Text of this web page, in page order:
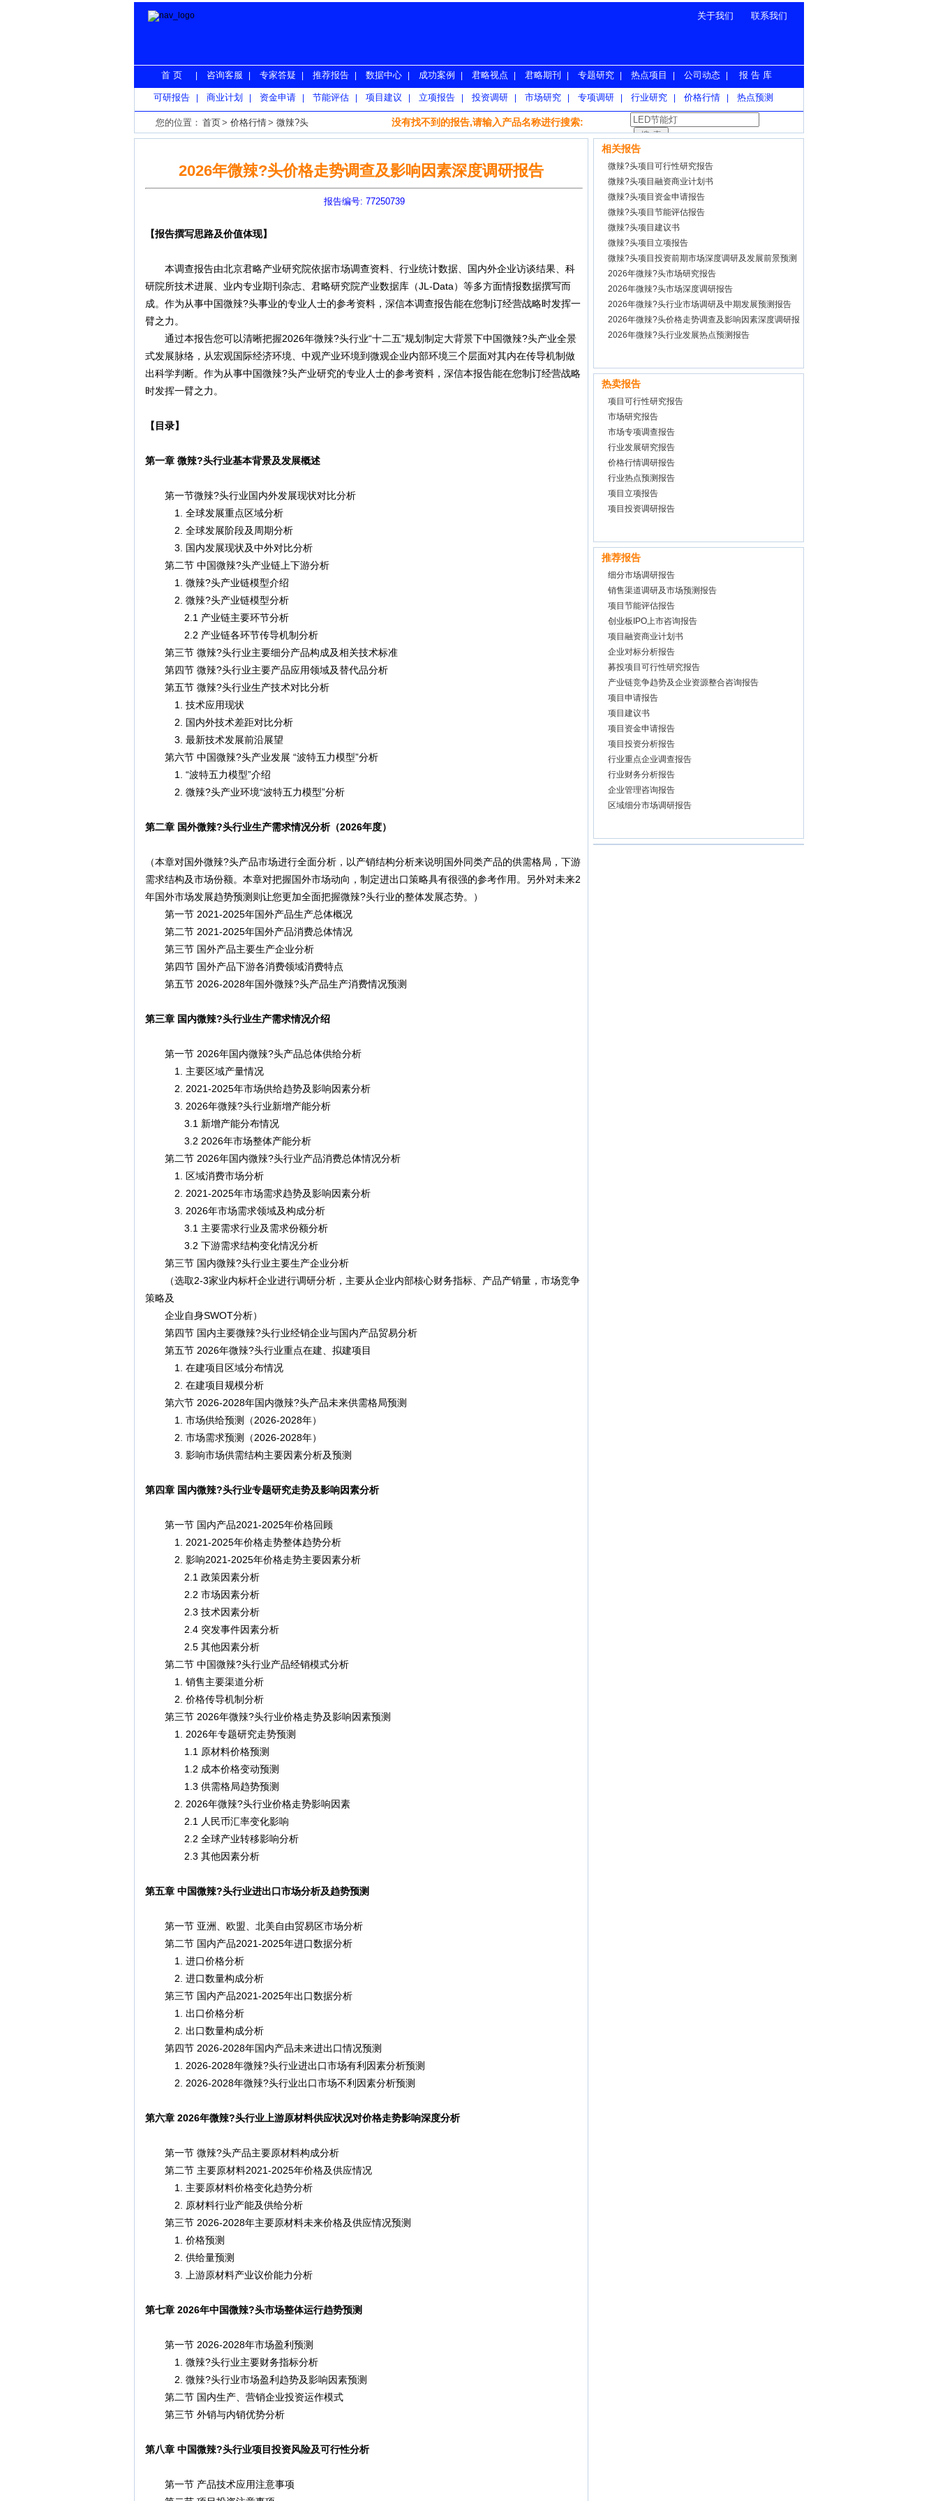
关于我们 联系我们
首 页 咨询客服 专家答疑 推荐报告 数据中心 成功案例 君略视点 君略期刊 专题研究 热点项目 公司动态 报 告 库
可研报告 商业计划 资金申请 节能评估 项目建议 立项报告 投资调研 市场研究 专项调研 行业研究 价格行情 热点预测
您的位置： 首页> 价格行情> 微辣?头 没有找不到的报告,请输入产品名称进行搜索:
2026年微辣?头价格走势调查及影响因素深度调研报告
报告编号: 77250739
【报告撰写思路及价值体现】
本调查报告由北京君略产业研究院依据市场调查资料、行业统计数据、国内外企业访谈结果、科
研院所技术进展、业内专业期刊杂志、君略研究院产业数据库（JL-Data）等多方面情报数据撰写而
成。作为从事中国微辣?头事业的专业人士的参考资料，深信本调查报告能在您制订经营战略时发挥一
臂之力。
通过本报告您可以清晰把握2026年微辣?头行业“十二五”规划制定大背景下中国微辣?头产业全景
式发展脉络，从宏观国际经济环境、中观产业环境到微观企业内部环境三个层面对其内在传导机制做
出科学判断。作为从事中国微辣?头产业研究的专业人士的参考资料，深信本报告能在您制订经营战略
时发挥一臂之力。
【目录】
第一章 微辣?头行业基本背景及发展概述
第一节微辣?头行业国内外发展现状对比分析
1. 全球发展重点区域分析
2. 全球发展阶段及周期分析
3. 国内发展现状及中外对比分析
第二节 中国微辣?头产业链上下游分析
1. 微辣?头产业链模型介绍
2. 微辣?头产业链模型分析
2.1 产业链主要环节分析
2.2 产业链各环节传导机制分析
第三节 微辣?头行业主要细分产品构成及相关技术标准
第四节 微辣?头行业主要产品应用领域及替代品分析
第五节 微辣?头行业生产技术对比分析
1. 技术应用现状
2. 国内外技术差距对比分析
3. 最新技术发展前沿展望
第六节 中国微辣?头产业发展 “波特五力模型”分析
1. “波特五力模型”介绍
2. 微辣?头产业环境“波特五力模型”分析
第二章 国外微辣?头行业生产需求情况分析（2026年度）
（本章对国外微辣?头产品市场进行全面分析，以产销结构分析来说明国外同类产品的供需格局，下游
需求结构及市场份额。本章对把握国外市场动向，制定进出口策略具有很强的参考作用。另外对未来2
年国外市场发展趋势预测则让您更加全面把握微辣?头行业的整体发展态势。）
第一节 2021-2025年国外产品生产总体概况
第二节 2021-2025年国外产品消费总体情况
第三节 国外产品主要生产企业分析
第四节 国外产品下游各消费领域消费特点
第五节 2026-2028年国外微辣?头产品生产消费情况预测
第三章 国内微辣?头行业生产需求情况介绍
第一节 2026年国内微辣?头产品总体供给分析
1. 主要区域产量情况
2. 2021-2025年市场供给趋势及影响因素分析
3. 2026年微辣?头行业新增产能分析
3.1 新增产能分布情况
3.2 2026年市场整体产能分析
第二节 2026年国内微辣?头行业产品消费总体情况分析
1. 区域消费市场分析
2. 2021-2025年市场需求趋势及影响因素分析
3. 2026年市场需求领域及构成分析
3.1 主要需求行业及需求份额分析
3.2 下游需求结构变化情况分析
第三节 国内微辣?头行业主要生产企业分析
（选取2-3家业内标杆企业进行调研分析，主要从企业内部核心财务指标、产品产销量，市场竞争
策略及
企业自身SWOT分析）
第四节 国内主要微辣?头行业经销企业与国内产品贸易分析
第五节 2026年微辣?头行业重点在建、拟建项目
1. 在建项目区域分布情况
2. 在建项目规模分析
第六节 2026-2028年国内微辣?头产品未来供需格局预测
1. 市场供给预测（2026-2028年）
2. 市场需求预测（2026-2028年）
3. 影响市场供需结构主要因素分析及预测
第四章 国内微辣?头行业专题研究走势及影响因素分析
第一节 国内产品2021-2025年价格回顾
1. 2021-2025年价格走势整体趋势分析
2. 影响2021-2025年价格走势主要因素分析
2.1 政策因素分析
2.2 市场因素分析
2.3 技术因素分析
2.4 突发事件因素分析
2.5 其他因素分析
第二节 中国微辣?头行业产品经销模式分析
1. 销售主要渠道分析
2. 价格传导机制分析
第三节 2026年微辣?头行业价格走势及影响因素预测
1. 2026年专题研究走势预测
1.1 原材料价格预测
1.2 成本价格变动预测
1.3 供需格局趋势预测
2. 2026年微辣?头行业价格走势影响因素
2.1 人民币汇率变化影响
2.2 全球产业转移影响分析
2.3 其他因素分析
第五章 中国微辣?头行业进出口市场分析及趋势预测
第一节 亚洲、欧盟、北美自由贸易区市场分析
第二节 国内产品2021-2025年进口数据分析
1. 进口价格分析
2. 进口数量构成分析
第三节 国内产品2021-2025年出口数据分析
1. 出口价格分析
2. 出口数量构成分析
第四节 2026-2028年国内产品未来进出口情况预测
1. 2026-2028年微辣?头行业进出口市场有利因素分析预测
2. 2026-2028年微辣?头行业出口市场不利因素分析预测
第六章 2026年微辣?头行业上游原材料供应状况对价格走势影响深度分析
第一节 微辣?头产品主要原材料构成分析
第二节 主要原材料2021-2025年价格及供应情况
1. 主要原材料价格变化趋势分析
2. 原材料行业产能及供给分析
第三节 2026-2028年主要原材料未来价格及供应情况预测
1. 价格预测
2. 供给量预测
3. 上游原材料产业议价能力分析
第七章 2026年中国微辣?头市场整体运行趋势预测
第一节 2026-2028年市场盈利预测
1. 微辣?头行业主要财务指标分析
2. 微辣?头行业市场盈利趋势及影响因素预测
第二节 国内生产、营销企业投资运作模式
第三节 外销与内销优势分析
第八章 中国微辣?头行业项目投资风险及可行性分析
第一节 产品技术应用注意事项
相关报告
微辣?头项目可行性研究报告
微辣?头项目融资商业计划书
微辣?头项目资金申请报告
微辣?头项目节能评估报告
微辣?头项目建议书
微辣?头项目立项报告
微辣?头项目投资前期市场深度调研及发展前景预测
报告
2026年微辣?头市场研究报告
2026年微辣?头市场深度调研报告
2026年微辣?头行业市场调研及中期发展预测报告
2026年微辣?头价格走势调查及影响因素深度调研报
告
2026年微辣?头行业发展热点预测报告
热卖报告
项目可行性研究报告
市场研究报告
市场专项调查报告
行业发展研究报告
价格行情调研报告
行业热点预测报告
项目立项报告
项目投资调研报告
推荐报告
细分市场调研报告
销售渠道调研及市场预测报告
项目节能评估报告
创业板IPO上市咨询报告
项目融资商业计划书
企业对标分析报告
募投项目可行性研究报告
产业链竞争趋势及企业资源整合咨询报告
项目申请报告
项目建议书
项目资金申请报告
项目投资分析报告
行业重点企业调查报告
行业财务分析报告
企业管理咨询报告
区域细分市场调研报告